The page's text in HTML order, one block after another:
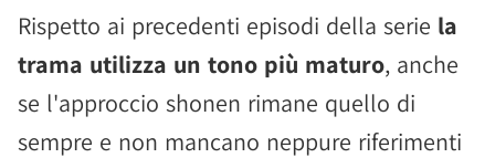
Rispetto ai precedenti episodi della serie la
trama utilizza un tono più maturo, anche
se l'approccio shonen rimane quello di
sempre e non mancano neppure riferimenti